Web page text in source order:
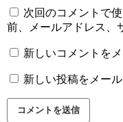
次回のコメントで
前、メールアドレス、
新しいコメントを
新しい投稿をメー